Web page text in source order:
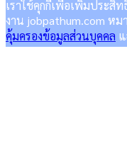
เราใช้คุกกี้เพื่อเพิ่มประสิ
งาน jobpathum.com หม
คุ้มครองข้อมูลส่วนบุคคล